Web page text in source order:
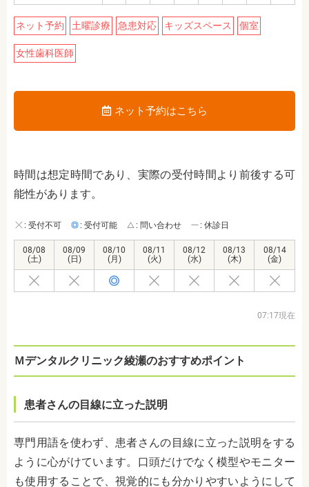
ネット予約 土曜診療 急患対応 キッズスペース 個室
女性歯科医師
ネット予約はこちら
時間は想定時間であり、実際の受付時間より前後する可
能性があります。
: 受付不可 : 受付可能 : 問い合わせ : 休診日
08/08
(土)
08/09
(日)
08/10
(月)
08/11
(火)
08/12
(水)
08/13
(木)
08/14
(金)
07:17現在
Ｍデンタルクリニック綾瀬のおすすめポイント
患者さんの目線に立った説明
専門用語を使わず、患者さんの目線に立った説明をする
ように心がけています。口頭だけでなく模型やモニター
も使用することで、視覚的にも分かりやすいようにして